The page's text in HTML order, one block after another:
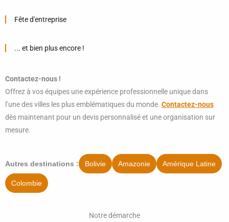
Fête d'entreprise
... et bien plus encore !
Contactez-nous !
Offrez à vos équipes une expérience professionnelle unique dans
l’une des villes les plus emblématiques du monde. Contactez-nous
dès maintenant pour un devis personnalisé et une organisation sur
mesure.
Autres destinations : Bolivie Amazonie Amérique Latine
Colombie
Notre démarche